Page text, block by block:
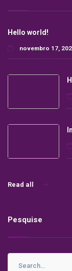
Hello world!
novembro 17,
Read all
Pesquise